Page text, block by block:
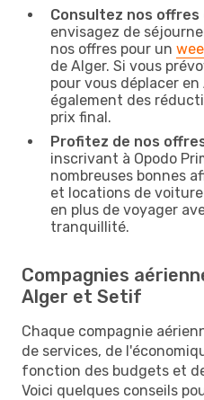
Consultez nos offres
envisagez de
nos offres pour un
de Alger. Si vous
pour vous déplacer en
également des
prix final.
Profitez de nos
inscrivant à Opodo
nombreuses bonnes
et locations de
en plus de voyager
tranquillité.
Compagnies
Alger et Setif
Chaque compagnie
de services, de
fonction des budgets et
Voici quelques conseils